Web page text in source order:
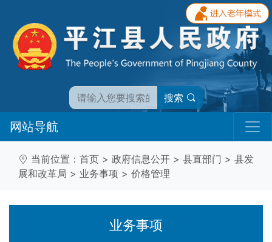
搜索
网站导航
当前位置： 首页 > 政府信息公开 > 县直部门 > 县发
展和改革局 > 业务事项 > 价格管理
业务事项